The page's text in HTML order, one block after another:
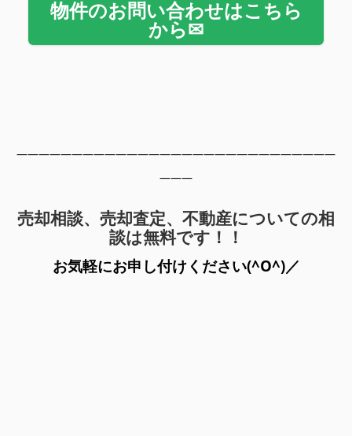
物件のお問い合わせはこちら
から✉
—————————————————————————————
———
売却相談、売却査定、不動産についての相
談は無料です！！
お気軽にお申し付けください(^O^)／